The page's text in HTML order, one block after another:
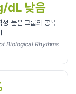
dL 낮음
성 높은 그룹의 공복
Biological Rhythms